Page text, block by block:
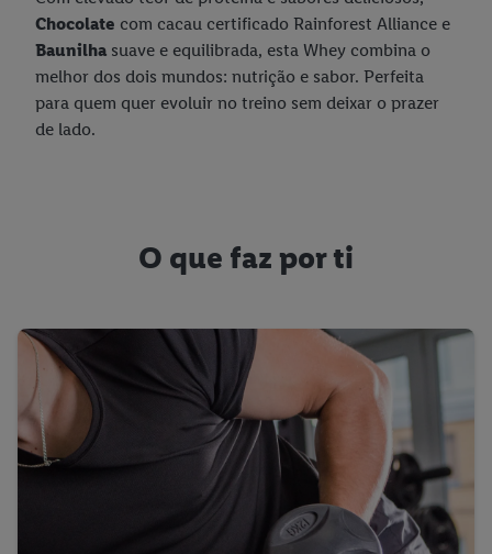
Chocolate com cacau certificado Rainforest Alliance e
Baunilha suave e equilibrada, esta Whey combina o
melhor dos dois mundos: nutrição e sabor. Perfeita
para quem quer evoluir no treino sem deixar o prazer
de lado.
O que faz por ti